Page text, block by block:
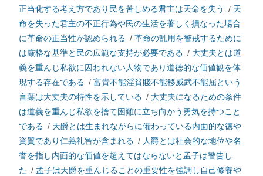
正当化する考え方であり民を苦しめる君主は天命を失う
/ 天
命を失った君主の不正行為や民の生活を著しく損なった場合
に革命の正当性が認められる / 革命の乱用を警戒するために
は厳格な基準と民の広範な支持が必要である / 大丈夫とは道
義を重んじ私欲に囚われない人物であり道徳的な価値観を体
現する存在である / 富貴不能淫貧賤不能移威武不能屈という
言葉は大丈夫の特性を示している / 大丈夫になるための条件
は道義を重んじ私欲を捨て困難に立ち向かう勇気を持つこと
である / 天爵とは生まれながらに備わっている内面的な徳や
資質であり仁義礼智が含まれる / 人爵とは社会的な地位や名
誉を指し内面的な価値を超えてはならないと孟子は警告し
た / 孟子は天爵を重んじることの重要性を強調し自己修養や